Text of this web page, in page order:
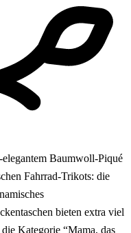
elegantem Baumwoll-Piqué
Fahrrad-Trikots: die
bieten extra viel
Kategorie “Mama, das